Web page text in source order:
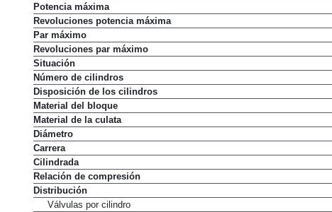
Potencia máxima
Revoluciones potencia máxima
Par máximo
Revoluciones par máximo
Situación
Número de cilindros
Disposición de los cilindros
Material del bloque
Material de la culata
Diámetro
Carrera
Cilindrada
Relación de compresión
Distribución
Válvulas por cilindro